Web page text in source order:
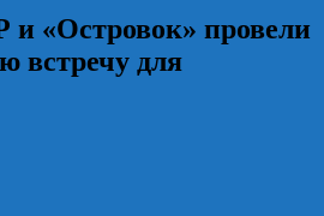
«Островок» провели
встречу для